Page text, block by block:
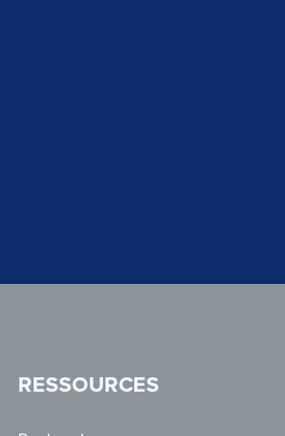
RESSOURCES